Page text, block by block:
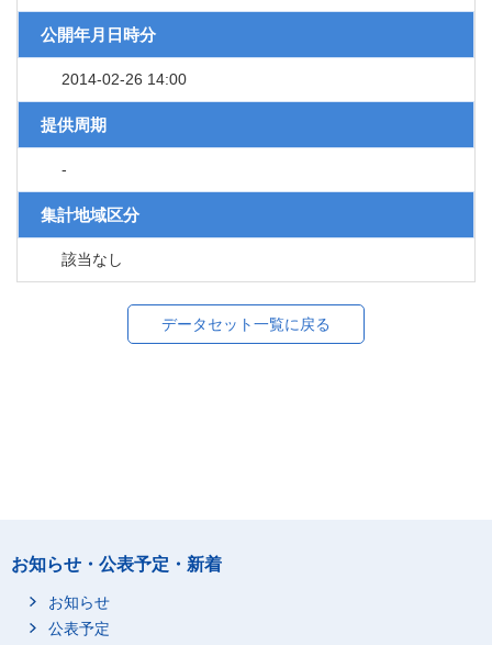
公開年月日時分
2014-02-26 14:00
提供周期
-
集計地域区分
該当なし
データセット一覧に戻る
お知らせ・公表予定・新着
お知らせ
公表予定